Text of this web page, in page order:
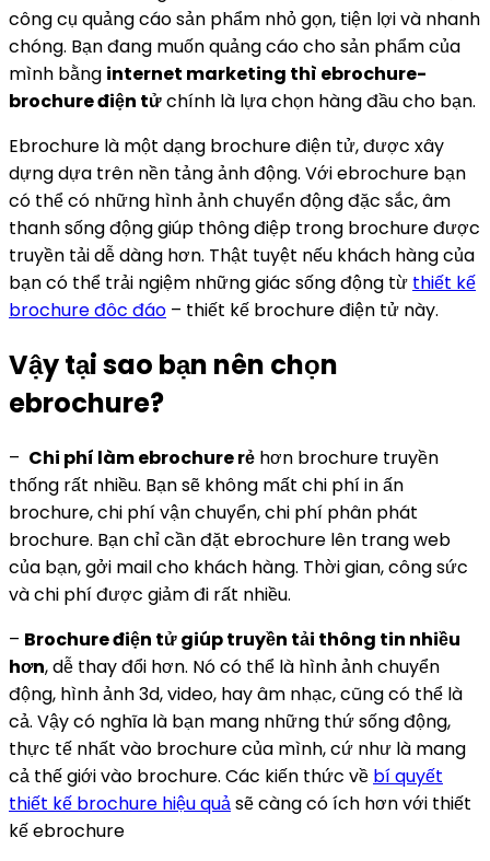
công cụ quảng cáo sản phẩm nhỏ gọn, tiện lợi và nhanh
chóng. Bạn đang muốn quảng cáo cho sản phẩm của
mình bằng internet marketing thì ebrochure-
brochure điện tửchính là lựa chọn hàng đầu cho bạn.
Ebrochure là một dạng brochure điện tử, được xây
dựng dựa trên nền tảng ảnh động. Với ebrochure bạn
có thể có những hình ảnh chuyển động đặc sắc, âm
thanh sống động giúp thông điệp trong brochure được
truyền tải dễ dàng hơn. Thật tuyệt nếu khách hàng của
bạn có thể trải ngiệm những giác sống động từ thiết kế
brochure đôc đáo – thiết kế brochure điện tử này.
Vậy tại sao bạn nên chọn
ebrochure?
– Chi phí làm ebrochure rẻ hơn brochure truyền
thống rất nhiều. Bạn sẽ không mất chi phí in ấn
brochure, chi phí vận chuyển, chi phí phân phát
brochure. Bạn chỉ cần đặt ebrochure lên trang web
của bạn, gởi mail cho khách hàng. Thời gian, công sức
và chi phí được giảm đi rất nhiều.
– Brochure điện tử giúp truyền tải thông tin nhiều
hơn, dễ thay đổi hơn. Nó có thể là hình ảnh chuyển
động, hình ảnh 3d, video, hay âm nhạc, cũng có thể là
cả. Vậy có nghĩa là bạn mang những thứ sống động,
thực tế nhất vào brochure của mình, cứ như là mang
cả thế giới vào brochure. Các kiến thức về bí quyết
thiết kế brochure hiệu quảsẽ càng có ích hơn với thiết
kế ebrochure